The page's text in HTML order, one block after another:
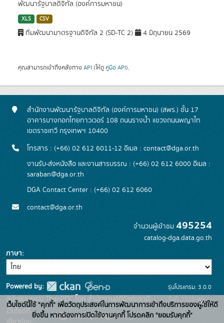
พัฒนารัฐบาลดิจิทัล (องค์การมหาชน)
XLS CSV
ทีมพัฒนามาตรฐานดิจิทัล 2 (SD-TC 2) 4 มิถุนายน 2569
คุณสามารถเข้าถึงคลังทาง API (ให้ดู คู่มือ API).
สำนักงานพัฒนารัฐบาลดิจิทัล (องค์การมหาชน) (สพร.) ชั้น 17
อาคารบางกอกไทยทาวเวอร์ 108 ถนนรางน้ำ แขวงถนนพญาไท
เขตราชเทวี กรุงเทพฯ 10400
โทรสาร : (+66) 02 612 6011-12 อีเมล : contact@dga.or.th
งานรับ-ส่งหนังสือ และงานสารบรรณ : (+66) 02 612 6000 อีเมล :
saraban@dga.or.th
DGA Contact Center : (+66) 02 612 6060
contact@dga.or.th
จำนวนผู้เข้าชม 495254
catalog-dga.data.go.th
ภาษา
Powered by:
สนับสนุนระบบ Thai-GDC โดย สำนักงานสถิติแห่งชาติ
เว็บไซต์ที่
ระบบบัญชีข้อมูลภาครัฐ
รุ่นโปรแกรม: 3.0.0
วันที่: 2025-06-
26
เว็บไซต์นี้ใช้ "คุกกี้" เพื่อวัตถุประสงค์ในการพัฒนาการเข้าถึงบริการของผู้ใช้ให้ดี
ยิ่งขึ้น หากต้องการเปิดใช้งานคุกกี้ โปรดคลิก "ยอมรับคุกกี้"
x